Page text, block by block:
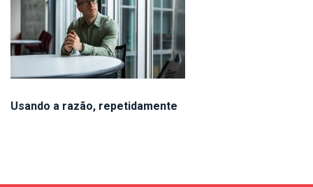
Usando a razão, repetidamente